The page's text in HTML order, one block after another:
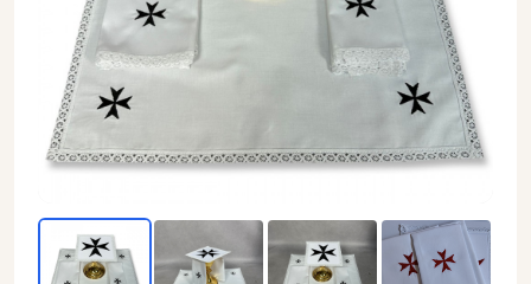
Bielizna kielichowa krzyż Maltański - haft czarny lub